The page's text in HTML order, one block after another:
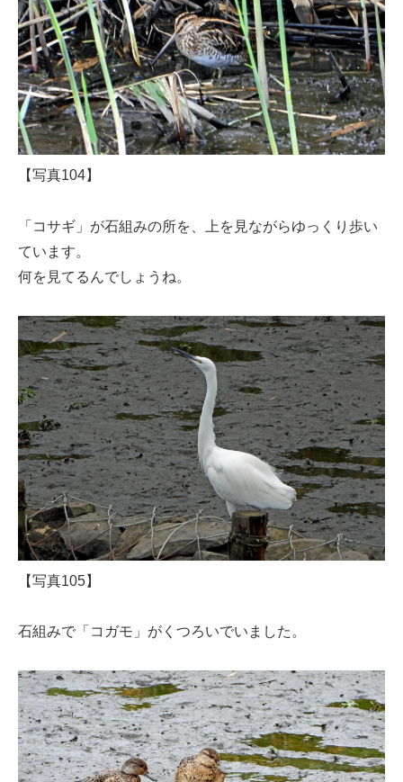
【写真104】
「コサギ」が石組みの所を、上を見ながらゆっくり歩い
ています。
何を見てるんでしょうね。
【写真105】
石組みで「コガモ」がくつろいでいました。